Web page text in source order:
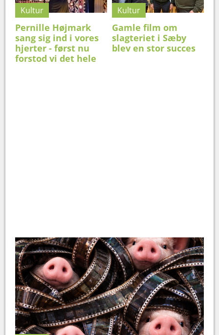
Kultur
Pernille Højmark
sang sig ind i vores
hjerter - først nu
forstod vi det hele
Kultur
Gamle film om
slagteriet i Sæby
blev en stor succes